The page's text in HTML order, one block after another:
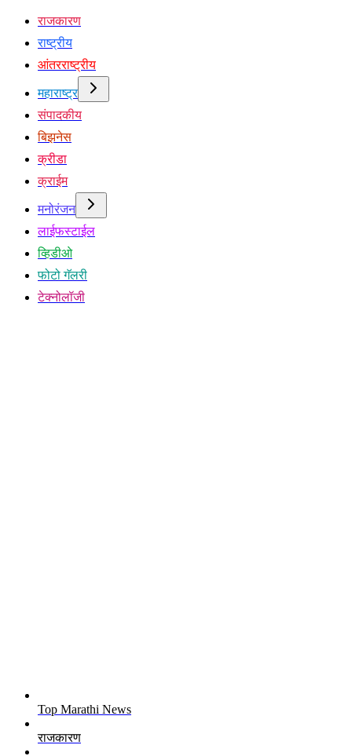
राजकारण
राष्ट्रीय
आंतरराष्ट्रीय
महाराष्ट्र
संपादकीय
बिझनेस
क्रीडा
क्राईम
मनोरंजन
लाईफस्टाईल
व्हिडीओ
फोटो गॅलरी
टेक्नोलॉजी
Top Marathi News
राजकारण